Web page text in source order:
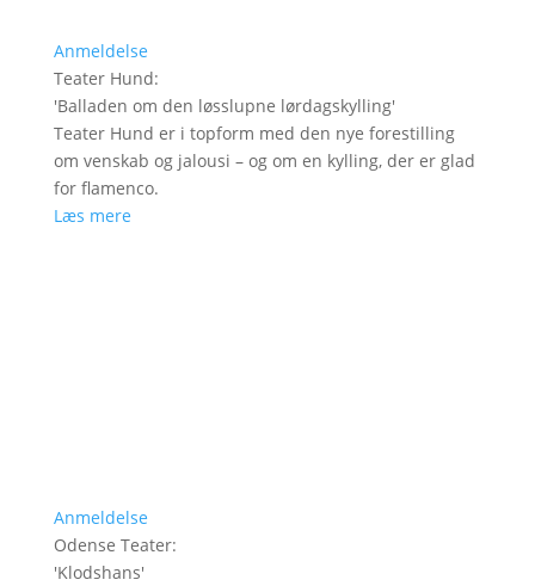
Anmeldelse
Teater Hund:
'Balladen om den løsslupne lørdagskylling'
Teater Hund er i topform med den nye forestilling
om venskab og jalousi – og om en kylling, der er glad
for flamenco.
Læs mere
Anmeldelse
Odense Teater:
'Klodshans'